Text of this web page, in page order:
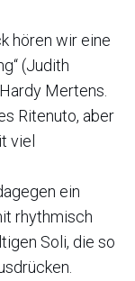
hören wir eine
(Judith
Mertens.
Ritenuto, aber
viel
ein
rhythmisch
Soli, die so